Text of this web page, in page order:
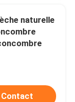
naturelle
Contact